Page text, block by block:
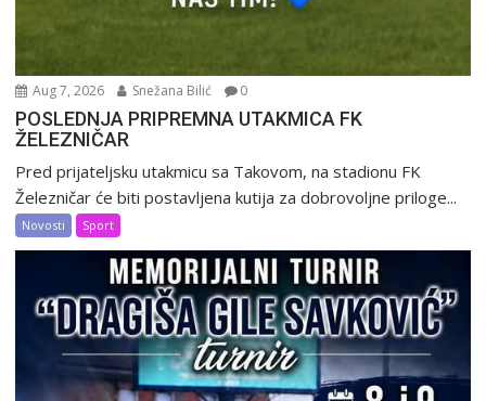
Aug 7, 2026 Snežana Bilić 0
POSLEDNJA PRIPREMNA UTAKMICA FK
ŽELEZNIČAR
Pred prijateljsku utakmicu sa Takovom, na stadionu FK
Železničar će biti postavljena kutija za dobrovoljne priloge...
Novosti Sport